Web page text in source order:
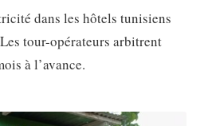
dans les hôtels tunisiens
tour-opérateurs arbitrent
à l’avance.